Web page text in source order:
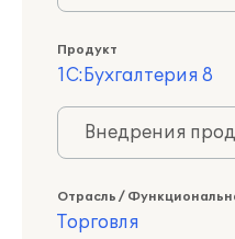
Продукт
1С:Бухгалтерия 8
Внедрения
Отрасль /
Торговля